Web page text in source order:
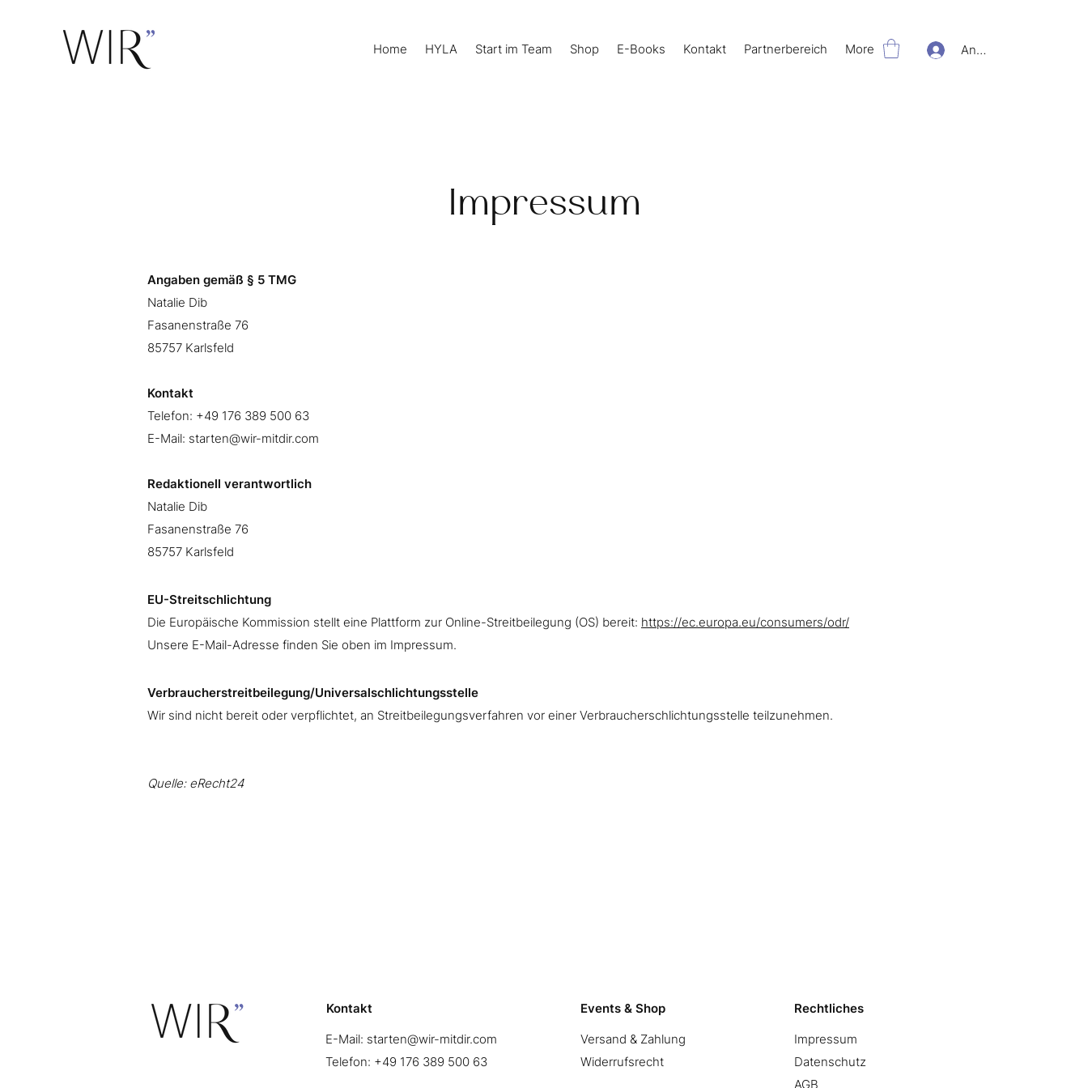
Home HYLA Start im Team Shop E-Books Kontakt Partnerbereich More Anmelden
Impressum
Angaben gemäß § 5 TMG
Natalie Dib
Fasanenstraße 76
85757 Karlsfeld
Kontakt
Telefon: +49 176 389 500 63
E-Mail: starten@wir-mitdir.com
Redaktionell verantwortlich
Natalie Dib
Fasanenstraße 76
85757 Karlsfeld
EU-Streitschlichtung
Die Europäische Kommission stellt eine Plattform zur Online-Streitbeilegung (OS) bereit: https://ec.europa.eu/consumers/odr/
Unsere E-Mail-Adresse finden Sie oben im Impressum.​
Verbraucherstreitbeilegung/Universalschlichtungsstelle
Wir sind nicht bereit oder verpflichtet, an Streitbeilegungsverfahren vor einer Verbraucherschlichtungsstelle teilzunehmen.
Quelle: eRecht24
Kontakt
E-Mail: starten@wir-mitdir.com
Telefon: +49 176 389 500 63
Events & Shop
Versand & Zahlung
Widerrufsrecht
Rechtliches
Impressum
Datenschutz
AGB